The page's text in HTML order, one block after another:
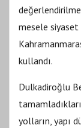
mesele siyaset
kullandı.
Dulkadiroğlu
yolların, yapı